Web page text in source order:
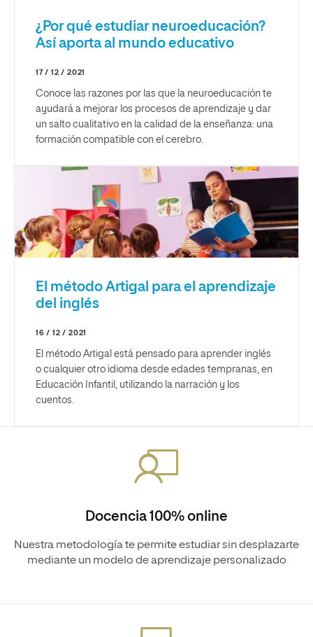
¿Por qué estudiar neuroeducación?
Así aporta al mundo educativo
17 / 12 / 2021
Conoce las razones por las que la neuroeducación te
ayudará a mejorar los procesos de aprendizaje y dar
un salto cualitativo en la calidad de la enseñanza: una
formación compatible con el cerebro.
El método Artigal para el aprendizaje
del inglés
16 / 12 / 2021
El método Artigal está pensado para aprender inglés
o cualquier otro idioma desde edades tempranas, en
Educación Infantil, utilizando la narración y los
cuentos.
Docencia 100% online
Nuestra metodología te permite estudiar sin desplazarte
mediante un modelo de aprendizaje personalizado